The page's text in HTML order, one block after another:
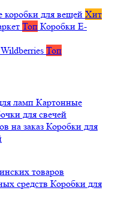
коробки для вещей Хит
Топ Коробки E-
Топ
ламп Картонные
для свечей
на заказ Коробки для
товаров
средств Коробки для